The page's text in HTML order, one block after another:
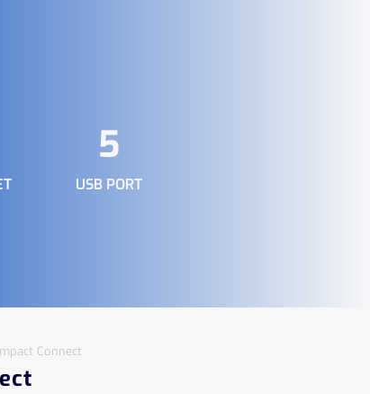
5
USB PORT
Connect